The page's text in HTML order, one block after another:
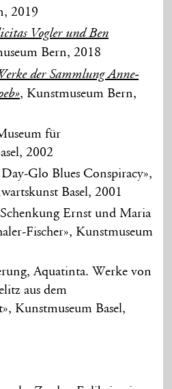
2019
Vogler und Ben
Bern, 2018
der Sammlung Anne-
, Kunstmuseum Bern,
für
2002
Glo Blues Conspiracy»,
Basel, 2001
Ernst und Maria
Fischer», Kunstmuseum
Aquatinta. Werke von
aus dem
Kunstmuseum Basel,